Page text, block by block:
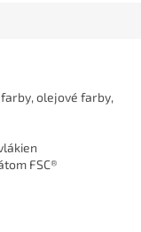
olejové farby,
FSC®